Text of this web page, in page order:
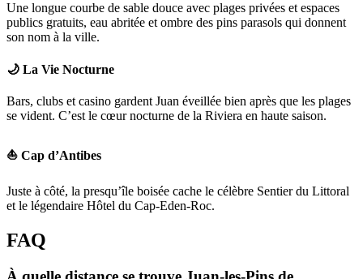
Une longue courbe de sable douce avec plages privées et espaces
publics gratuits, eau abritée et ombre des pins parasols qui donnent
son nom à la ville.
🌙 La Vie Nocturne
Bars, clubs et casino gardent Juan éveillée bien après que les plages
se vident. C’est le cœur nocturne de la Riviera en haute saison.
⛵ Cap d’Antibes
Juste à côté, la presqu’île boisée cache le célèbre Sentier du Littoral
et le légendaire Hôtel du Cap-Eden-Roc.
FAQ